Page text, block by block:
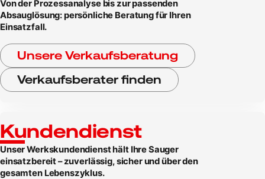
Von der Prozessanalyse bis zur passenden
Absauglösung: persönliche Beratung für Ihren
Einsatzfall.
Unsere Verkaufsberatung
Verkaufsberater finden
Kundendienst
Unser Werkskundendienst hält Ihre Sauger
einsatzbereit – zuverlässig, sicher und über den
gesamten Lebenszyklus.